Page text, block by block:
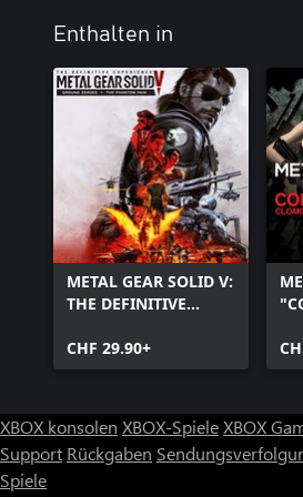
Enthalten in
METAL GEAR SOLID V:
THE DEFINITIVE
CHF 29.90+
XBOX konsolen XBOX-SpieleXBOX
Support Rückgaben
Spiele